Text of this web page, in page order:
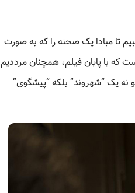
تا مبادا یک صحنه را که به صورت
که با پایان فیلم، همچنان مرددیم
نه یک “شهروند” بلکه “پیشگوی”